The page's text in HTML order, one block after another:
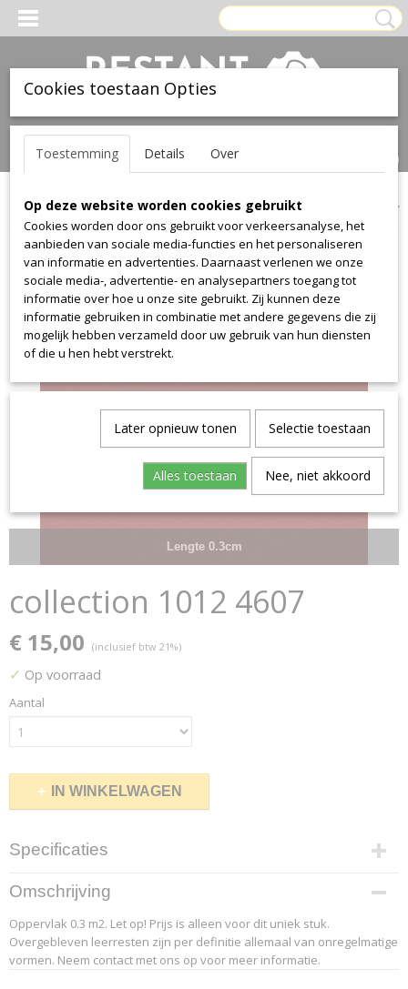
Inloggen Registreren
(0)
Home >Leer>Ohmann>collection 1012>collection 1012 4607
Lengte 0.3cm
collection 1012 4607
€ 15,00 (inclusief btw 21%)
✓ Op voorraad
Aantal
IN WINKELWAGEN
Specificaties
Productcode leverancier
20-1
Omschrijving
Oppervlak 0.3 m2. Let op! Prijs is alleen voor dit uniek stuk.
Overgebleven leerresten zijn per definitie allemaal van onregelmatige
vormen. Neem contact met ons op voor meer informatie.
Cookies toestaan Opties
Toestemming Details Over
Op deze website worden cookies gebruikt
Cookies worden door ons gebruikt voor verkeersanalyse, het
aanbieden van sociale media-functies en het personaliseren
van informatie en advertenties. Daarnaast verlenen we onze
sociale media-, advertentie- en analysepartners toegang tot
informatie over hoe u onze site gebruikt. Zij kunnen deze
informatie gebruiken in combinatie met andere gegevens die zij
mogelijk hebben verzameld door uw gebruik van hun diensten
of die u hen hebt verstrekt.
Later opnieuw tonen Selectie toestaan
Alles toestaan Nee, niet akkoord